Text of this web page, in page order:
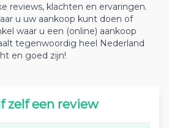
reviews, klachten en ervaringen.
u uw aankoop kunt doen of
waar u een (online) aankoop
tegenwoordig heel Nederland
en goed zijn!
zelf een review